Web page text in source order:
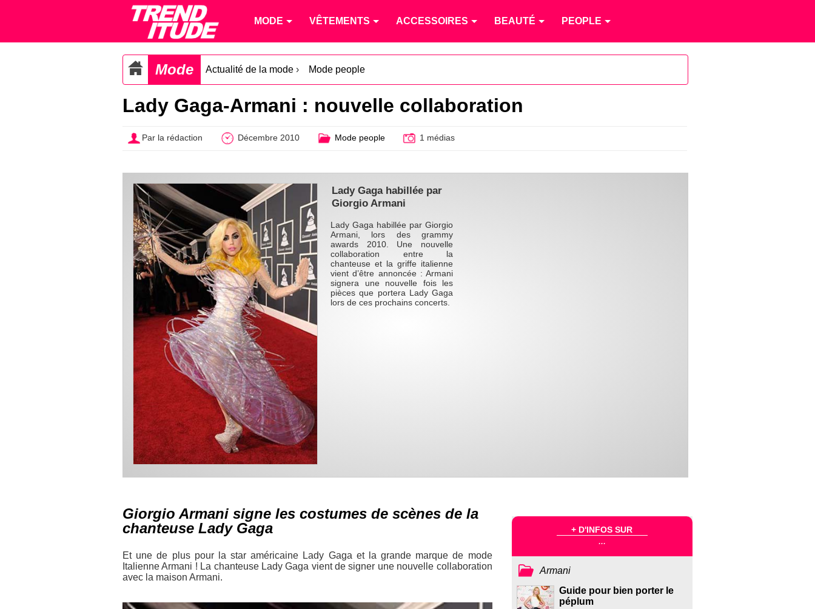
MODE VÊTEMENTS ACCESSOIRES BEAUTÉ PEOPLE
Mode Actualité de la mode › Mode people
Lady Gaga-Armani : nouvelle collaboration
Par la rédaction Décembre 2010 Mode people 1 médias
Lady Gaga habillée par
Giorgio Armani
Lady Gaga habillée par Giorgio
Armani, lors des grammy
awards 2010. Une nouvelle
collaboration entre la
chanteuse et la griffe italienne
vient d’être annoncée : Armani
signera une nouvelle fois les
pièces que portera Lady Gaga
lors de ces prochains concerts.
Giorgio Armani signe les costumes de scènes de la
chanteuse Lady Gaga
Et une de plus pour la star américaine Lady Gaga et la grande marque de mode
Italienne Armani ! La chanteuse Lady Gaga vient de signer une nouvelle collaboration
avec la maison Armani.
+ D'INFOS SUR
...
Armani
Guide pour bien porter le
péplum